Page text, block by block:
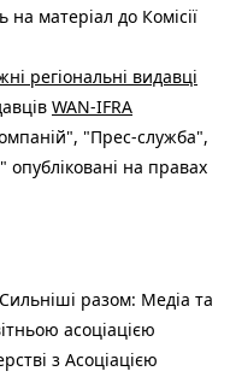
матеріал до Комісії
регіональні видавці
WAN-IFRA
"Прес-служба",
на правах
разом: Медіа та
асоціацією
з Асоціацією